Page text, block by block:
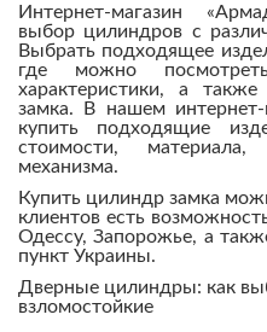
Интернет-магазин
выбор цилиндров с
Выбрать подходящее
где можно
характеристики, а
замка. В нашем
купить подходящие
стоимости,
механизма.
Купить цилиндр замка
клиентов есть
Одессу, Запорожье, а
пункт Украины.
Дверные цилиндры: как
взломостойкие